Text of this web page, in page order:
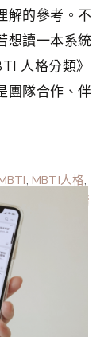
解的參考。不
想讀一本系統
人格分類》
團隊合作、伴
, MBTI人格,
,
閱讀